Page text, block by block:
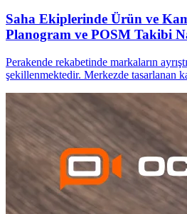
Saha Ekiplerinde Ürün ve
Planogram ve POSM Takibi
Perakende rekabetinde markaların
şekillenmektedir. Merkezde tasarlanan